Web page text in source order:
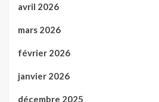
avril 2026
mars 2026
février 2026
janvier 2026
décembre 2025